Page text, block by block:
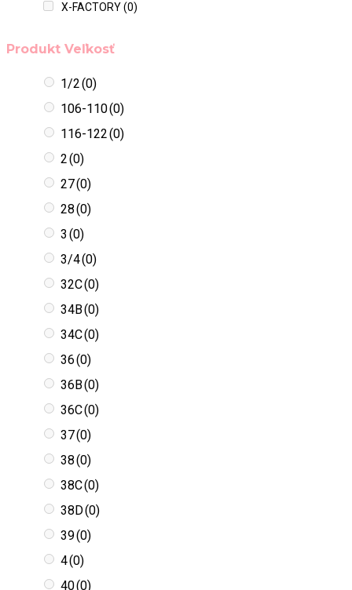
X-FACTORY(0)
Produkt Veľkosť
1/2(0)
106-110(0)
116-122(0)
2(0)
27(0)
28(0)
3 (0)
3/4(0)
32C(0)
34B(0)
34C(0)
36(0)
36B(0)
36C(0)
37(0)
38(0)
38C(0)
38D(0)
39(0)
4(0)
40(0)